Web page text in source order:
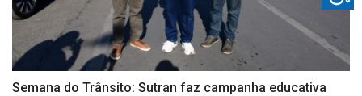
Semana do Trânsito: Sutran faz campanha educativa